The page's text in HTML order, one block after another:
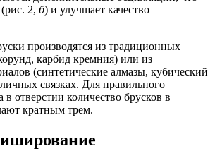
2, б) и улучшает качество
производятся из традиционных
карбид кремния) или из
(синтетические алмазы, кубический
связках. Для правильного
в отверстии количество брусков в
кратным трем.